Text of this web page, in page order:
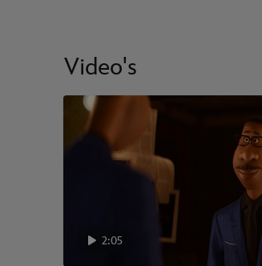
Video's
2:05